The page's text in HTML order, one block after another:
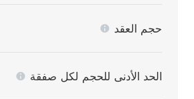
حجم العقد
الحد الأدنى للحجم لكل صفقة